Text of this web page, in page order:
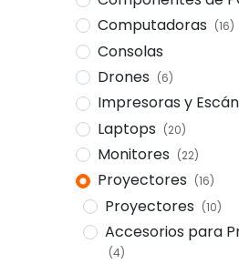
Computadoras (16)
Consolas
Drones (6)
Impresoras y
Laptops (20)
Monitores (22)
Proyectores (16)
Proyectores (10)
Accesorios para
(4)